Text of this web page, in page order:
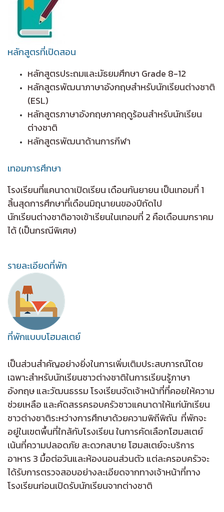
หลักสูตรที่เปิดสอน
หลักสูตรประถมและมัธยมศึกษา Grade 8-12
หลักสูตรพัฒนาภาษาอังกฤษสำหรับนักเรียนต่างชาติ
(ESL)
หลักสูตรภาษาอังกฤษภาคฤดูร้อนสำหรับนักเรียน
ต่างชาติ
หลักสูตรพัฒนาด้านการกีฬา
เทอมการศึกษา
โรงเรียนที่แคนาดาเปิดเรียน เดือนกันยายน เป็นเทอมที่ 1
สิ้นสุดการศึกษาที่เดือนมิถุนายนของปีถัดไป
นักเรียนต่างชาติอาจเข้าเรียนในเทอมที่ 2 คือเดือนมกราคม
ได้ (เป็นกรณีพิเศษ)
รายละเอียดที่พัก
ที่พักแบบบโฮมสเตย์
เป็นส่วนสำคัญอย่างยิ่งในการเพิ่มเติมประสบการณ์โดย
เฉพาะสำหรับนักเรียนชาวต่างชาติในการเรียนรู้ภาษา
อังกฤษ และวัฒนธรรม โรงเรียนจัดเจ้าหน้าที่ที่คอยให้ความ
ช่วยเหลือ และคัดสรรครอบครัวชาวแคนาดาให้แก่นักเรียน
ชาวต่างชาติระหว่างการศึกษาด้วยความพิถีพิถัน ที่พักจะ
อยู่ในเขตพื้นที่ใกล้กับโรงเรียน ในการคัดเลือกโฮมสเตย์
เน้นที่ความปลอดภัย สะดวกสบาย โฮมสเตย์จะบริการ
อาหาร 3 มื้อต่อวันและห้องนอนส่วนตัว แต่ละครอบครัวจะ
ได้รับการตรวจสอบอย่างละเอียดจากทางเจ้าหน้าที่ทาง
โรงเรียนก่อนเปิดรับนักเรียนจากต่างชาติ